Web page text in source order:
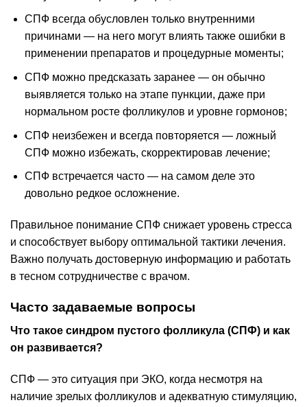
СПФ всегда обусловлен только внутренними
причинами — на него могут влиять также ошибки в
применении препаратов и процедурные моменты;
СПФ можно предсказать заранее — он обычно
выявляется только на этапе пункции, даже при
нормальном росте фолликулов и уровне гормонов;
СПФ неизбежен и всегда повторяется — ложный
СПФ можно избежать, скорректировав лечение;
СПФ встречается часто — на самом деле это
довольно редкое осложнение.
Правильное понимание СПФ снижает уровень стресса
и способствует выбору оптимальной тактики лечения.
Важно получать достоверную информацию и работать
в тесном сотрудничестве с врачом.
Часто задаваемые вопросы
Что такое синдром пустого фолликула (СПФ) и как
он развивается?
СПФ — это ситуация при ЭКО, когда несмотря на
наличие зрелых фолликулов и адекватную стимуляцию,